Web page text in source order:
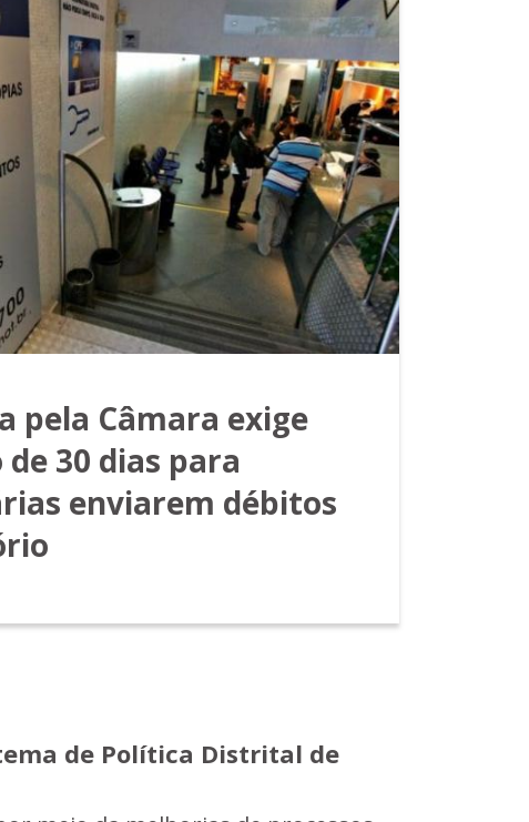
pela Câmara exige
30 dias para
enviarem débitos
de Política Distrital de